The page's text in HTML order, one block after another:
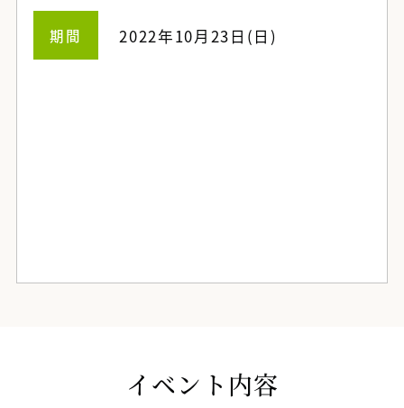
期間 2022年10月23日(日)
イベント内容